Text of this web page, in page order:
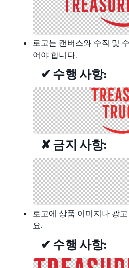
로고는 캔버스와 수직 및
어야 합니다.
✔ 수행 사항:
✘ 금지 사항:
로고에 상품 이미지나 광
요.
✔ 수행 사항: